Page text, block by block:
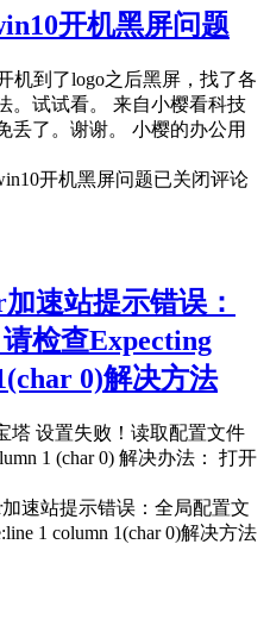
开机黑屏问题
机到了logo之后黑屏，找了各
。试试看。 来自小樱看科技
丢了。谢谢。 小樱的办公用
开机黑屏问题已关闭评论
速站提示错误：
检查Expecting
0)解决方法
塔 设置失败！读取配置文件
1 (char 0) 解决办法： 打开
速站提示错误：全局配置文
1 column 1(char 0)解决方法